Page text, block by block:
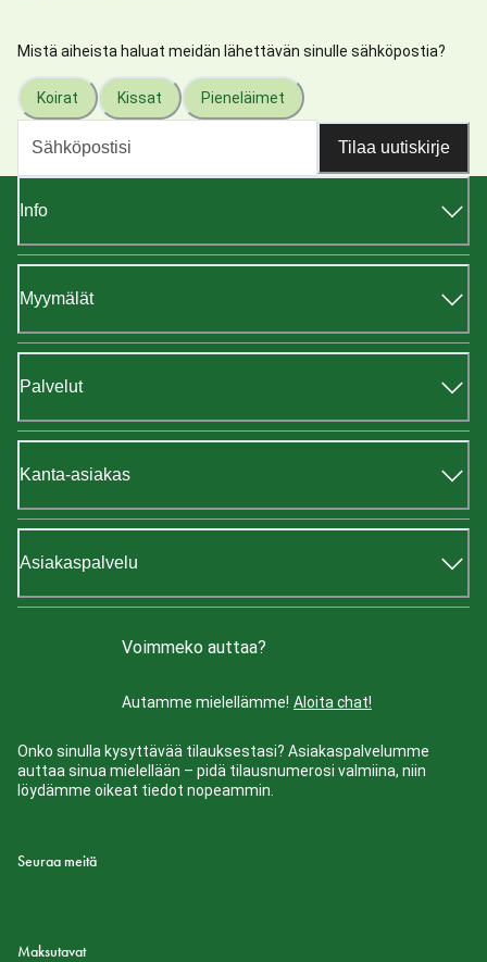
Mistä aiheista haluat meidän lähettävän sinulle sähköpostia?
Koirat Kissat Pieneläimet
Tilaa uutiskirje
Info
Myymälät
Palvelut
Kanta-asiakas
Asiakaspalvelu
Voimmeko auttaa?
Autamme mielellämme! Aloita chat!
Onko sinulla kysyttävää tilauksestasi? Asiakaspalvelumme
auttaa sinua mielellään – pidä tilausnumerosi valmiina, niin
löydämme oikeat tiedot nopeammin.
Seuraa meitä
Maksutavat